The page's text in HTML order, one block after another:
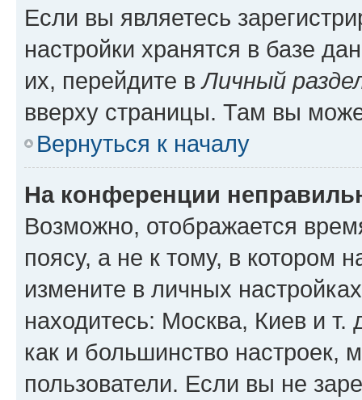
Если вы являетесь
настройки хранятся в базе
их, перейдите вЛичный
вверху страницы. Там вы
Вернуться к началу
На конференции
Возможно, отображается
поясу, а не к тому, в котором
измените в личных
находитесь: Москва, Киев и т.
как и большинство настроек,
пользователи. Если вы не